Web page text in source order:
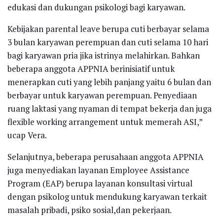
edukasi dan dukungan psikologi bagi karyawan.
Kebijakan parental leave berupa cuti berbayar selama
3 bulan karyawan perempuan dan cuti selama 10 hari
bagi karyawan pria jika istrinya melahirkan. Bahkan
beberapa anggota APPNIA berinisiatif untuk
menerapkan cuti yang lebih panjang yaitu 6 bulan dan
berbayar untuk karyawan perempuan. Penyediaan
ruang laktasi yang nyaman di tempat bekerja dan juga
flexible working arrangement untuk memerah ASI,”
ucap Vera.
Selanjutnya, beberapa perusahaan anggota APPNIA
juga menyediakan layanan Employee Assistance
Program (EAP) berupa layanan konsultasi virtual
dengan psikolog untuk mendukung karyawan terkait
masalah pribadi, psiko sosial,dan pekerjaan.